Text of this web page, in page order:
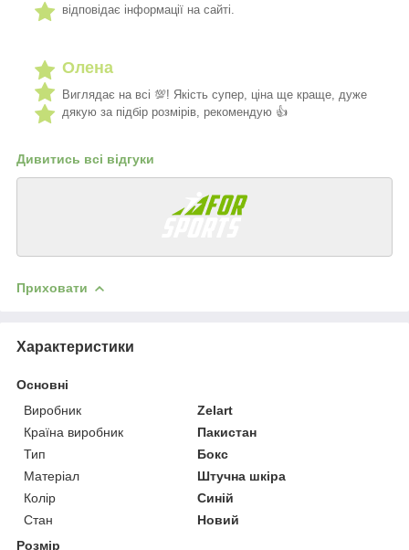
відповідає інформації на сайті.
Олена
Виглядає на всі 💯! Якість супер, ціна ще краще, дуже
дякую за підбір розмірів, рекомендую 👍
Дивитись всі відгуки
Приховати
Характеристики
Основні
Виробник
Zelart
Країна виробник
Пакистан
Тип
Бокс
Матеріал
Штучна шкіра
Колір
Синій
Стан
Новий
Розмір